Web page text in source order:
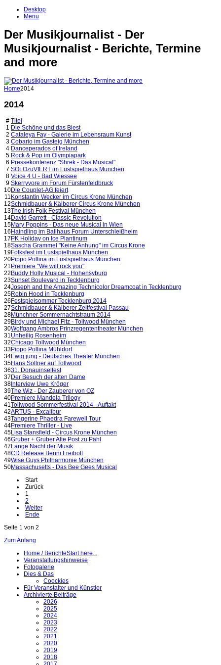
Desktop
Menu
Der Musikjournalist - Der
Musikjournalist - Berichte, Termine
and more
Home2014
2014
# Titel
1 Die Schöne und das Biest
2 Cataleya Fay - Galerie im Lebensraum Kunst
3 Cobario im Gasteig München
4 Danceperados of Ireland
5 Rock & Pop im Olympiapark
6 Pressekonferenz "Shrek - Das Musical"
7 SOLOzuVIERT im Lustspielhaus München
8 Voice 4 U - Bad Wiessee
9 Skerryvore im Forum Fürstenfeldbruck
10Die Couplet-AG feiert
11 Konstantin Wecker im Circus Krone München
12Schmidbauer & Kälberer Circus Krone München
13The Irish Folk Festival München
14David Garrett - Classic Revolution
15Mary Poppins - Das neue Musical in Wien
16 Haindling im Ballhaus Forum Unterschleißheim
17 PK Holiday on Ice Plantinum
18Sascha Grammel "Keine Anhung" im Circus Krone
19Folksfest im Lustspielhaus München
20Pippo Pollina im Lustspielhaus München
21 Premiere "We will rock you"
22 Buddy Holly Musical - Hohensyburg
23Sunset Boulevard in Tecklenburg
24Joseph and the Amazing Technicolor Dreamcoat in Tecklenburg
25Robin Hood in Tecklenburg
26 Festspielsommer Tecklenburg 2014
27Schmidbauer & Kälberer Zeltfestival Passau
28Münchner Sommernachtstraum 2014
29Birdy und Michael Fitz - Tollwood München
30Wolfgang Ambros Prinzregententheater München
31Unheilig Rosenheim
32Chicago Tollwood München
33Pippo Pollina Mühldorf
34Ewig jung - Deutsches Theater München
35Hans Söllner auf Tollwood
3631. Donauinselfest
37 Der Besuch der alten Dame
38 Interview Uwe Kröger
39The Wiz - Der Zauberer von OZ
40Premiere Mandela Trilogy
41Tollwood Sommerfestival 2014 - Auftakt
42ARTUS - Excalibur
43Tangerine Phaedra Farewell Tour
44Premiere Thriller - Live
45Lisa Stansfield - Circus Krone München
46Gruber + Gruber Alte Post zu Pähl
47 Lange Nacht der Musik
48CD Release Benni Freibott
49Wise Guys Philharmonie München
50Massachusetts - Das Bee Gees Musical
Start
Zurück
1
2
Weiter
Ende
Seite 1 von 2
Zum Anfang
Home / BerichteStart here...
Veranstaltungshinweise
Fotogalerie
Dies & Das
Coockies
Für Veranstalter und Künstler
Archivierte Beiträge
2026
2025
2024
2023
2022
2021
2020
2019
2018